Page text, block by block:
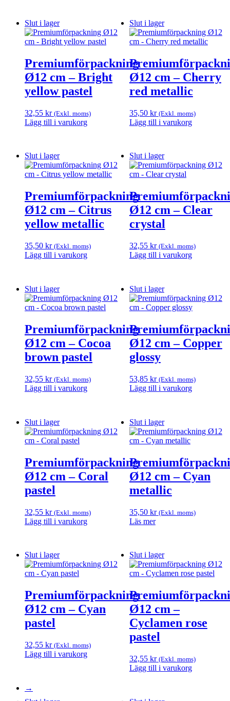
Slut i lager
Premiumförpackning
Ø12 cm – Bright
yellow pastel
32,55 kr (Exkl. moms)
Lägg till i varukorg
Slut i lager
Ø12 cm – Cherry
red metallic
35,50 kr (Exkl. moms)
Lägg till i varukorg
Slut i lager
Premiumförpackning
Ø12 cm – Citrus
yellow metallic
35,50 kr (Exkl. moms)
Lägg till i varukorg
Slut i lager
Ø12 cm – Clear
crystal
32,55 kr (Exkl. moms)
Lägg till i varukorg
Slut i lager
Premiumförpackning
Ø12 cm – Cocoa
brown pastel
32,55 kr (Exkl. moms)
Lägg till i varukorg
Slut i lager
Ø12 cm – Copper
glossy
53,85 kr (Exkl. moms)
Lägg till i varukorg
Slut i lager
Premiumförpackning
Ø12 cm – Coral
pastel
32,55 kr (Exkl. moms)
Lägg till i varukorg
Slut i lager
Ø12 cm – Cyan
metallic
35,50 kr (Exkl. moms)
Läs mer
Slut i lager
Premiumförpackning
Ø12 cm – Cyan
pastel
32,55 kr (Exkl. moms)
Lägg till i varukorg
Slut i lager
Ø12 cm –
Cyclamen rose
pastel
32,55 kr (Exkl. moms)
Lägg till i varukorg
→